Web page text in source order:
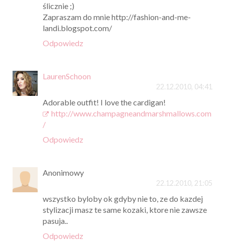
ślicznie ;)
Zapraszam do mnie http://fashion-and-me-
landi.blogspot.com/
Odpowiedz
LaurenSchoon
22.12.2010, 04:41
Adorable outfit! I love the cardigan!
http://www.champagneandmarshmallows.com
/
Odpowiedz
Anonimowy
22.12.2010, 21:05
wszystko byloby ok gdyby nie to, ze do kazdej
stylizacji masz te same kozaki, ktore nie zawsze
pasuja..
Odpowiedz